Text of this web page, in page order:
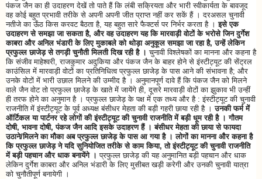
पंकज जैन का ही उदाहरण देखें तो पाते हैं कि लंबी सक्रियता और भारी स्वीकार्यता के बावजूद
वह कोई बहुत प्रभावी तरीके से अपनी अपनी जीत प्राप्त नहीं कर सकें हैं । दरअसल चुनावी
नतीजे का ऊँठ किस करवट बैठता है, यह बहुत सारे फैक्टर्स पर निर्भर करता है ।इसे एक
उदाहरण से समझा जा सकता है, और वह उदाहरण यह कि मारवाड़ी वोटों के भरोसे जिन दुर्गेश
काबरा और अनिल भंडारी के लिए मुकाबले को थोड़ा अनुकूल समझा जा रहा है, उन्हें लेकिन
प्रफुल्ल छाजेड़ से तगड़ी चुनौती मिलती दिख रही है । चुनावी विश्लेषकों का मानना और कहना है
कि संजीव माहेश्वरी, राजकुमार अदुकिया और पंकज जैन के बाहर होने से इंस्टीट्यूट की सेंट्रल
काउंसिल में मारवाड़ी वोटों का प्रतिनिधित्व प्रफुल्ल छाजेड़ के पास आने की संभावना है; और
उनके वोटों में भारी उछाल मिलने की उम्मीद है । अनुमानपूर्ण दावे हैं कि पंकज जैन को मिलने
वाले जैन वोट तो प्रफुल्ल छाजेड़ के खाते में जायेंगे ही, दूसरे मारवाड़ी वोटों का झुकाव भी उन्हीं
ही तरफ होने का अनुमान है । प्रफुल्ल छाजेड़ के पक्ष में एक तथ्य और है : इंस्टीट्यूट की चुनावी
राजनीति में इंस्टीट्यूट के पूर्व अध्यक्ष बंसीधर मेहता की बड़ी गहरी छाया रही है ।उनकी फर्म में
ऑर्टिकल या पार्टनर रहे लोगों की इंस्टीट्यूट की चुनावी राजनीति में बड़ी धूम रही है । गौतम
दोषी, भावना दोषी, पंकज जैन आदि इसके उदाहरण हैं । बंसीधर मेहता की छाया से फायदा
उठाने/मिलने का मौका अब प्रफुल्ल छाजेड़ के पास आ गया है । लोगों का मानना और कहना है
कि प्रफुल्ल छाजेड़ ने यदि सुनियोजित तरीके से काम किया, तो इंस्टीट्यूट की चुनावी राजनीति
में बड़ी पहचान और धाक बनायेंगे । प्रफुल्ल छाजेड़ की यह अनुमानित बड़ी पहचान और धाक
लेकिन दुर्गेश काबरा और अनिल भंडारी के लिए मुसीबत खड़ी करेगी और उनकी चुनावी यात्रा
को चुनौतीपूर्ण बनायेगी ।